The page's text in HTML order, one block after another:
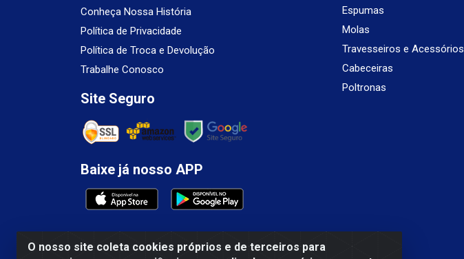
O nosso site coleta cookies próprios e de terceiros para
Conheça Nossa História
Política de Privacidade
Política de Troca e Devolução
Trabalhe Conosco
Site Seguro
Baixe já nosso APP
Espumas
Molas
Travesseiros e Acessórios
Cabeceiras
Poltronas